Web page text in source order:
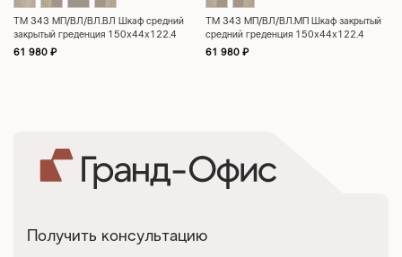
ТМ 343 МП/ВЛ/ВЛ.ВЛ Шкаф средний
закрытый греденция 150x44x122.4
61 980 ₽
ТМ 343 МП/ВЛ/ВЛ.МП Шкаф закрытый
средний греденция 150x44x122.4
61 980 ₽
Получить консультацию